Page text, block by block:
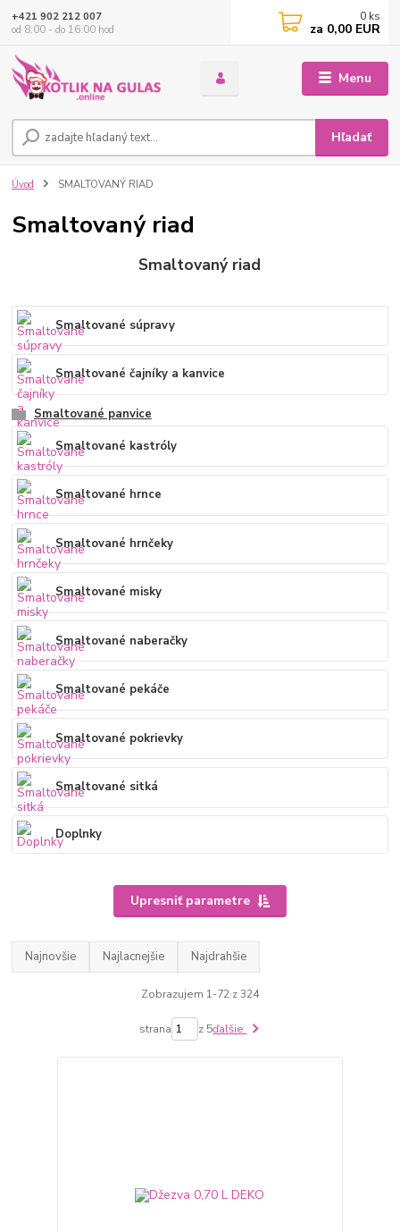
Menu
Hľadať
+421 902 212 007
od 8:00 - do 16:00 hod
0 ks
za 0,00 EUR
Úvod SMALTOVANÝ RIAD
Smaltovaný riad
Smaltovaný riad
Smaltované súpravy
Smaltované čajníky a kanvice
Smaltované panvice
Smaltované kastróly
Smaltované hrnce
Smaltované hrnčeky
Smaltované misky
Smaltované naberačky
Smaltované pekáče
Smaltované pokrievky
Smaltované sitká
Doplnky
Upresniť parametre
Najnovšie Najlacnejšie Najdrahšie
Zobrazujem 1-72 z 324
strana z 5ďalšie